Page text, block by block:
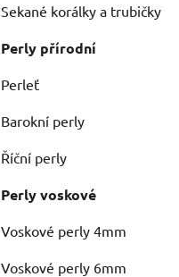
Sekané korálky a trubičky
Perly přírodní
Perleť
Barokní perly
Říční perly
Perly voskové
Voskové perly 4mm
Voskové perly 6mm